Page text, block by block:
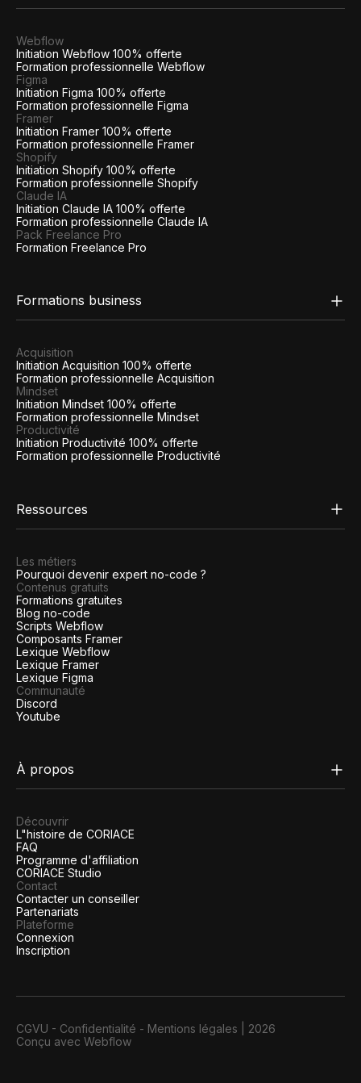
Webflow
Initiation Webflow 100% offerte
Formation professionnelle Webflow
Figma
Initiation Figma 100% offerte
Formation professionnelle Figma
Framer
Initiation Framer 100% offerte
Formation professionnelle Framer
Shopify
Initiation Shopify 100% offerte
Formation professionnelle Shopify
Claude IA
Initiation Claude IA 100% offerte
Formation professionnelle Claude IA
Pack Freelance Pro
Formation Freelance Pro
Formations business
Acquisition
Initiation Acquisition 100% offerte
Formation professionnelle Acquisition
Mindset
Initiation Mindset 100% offerte
Formation professionnelle Mindset
Productivité
Initiation Productivité 100% offerte
Formation professionnelle Productivité
Ressources
Les métiers
Pourquoi devenir expert no-code ?
Contenus gratuits
Formations gratuites
Blog no-code
Scripts Webflow
Composants Framer
Lexique Webflow
Lexique Framer
Lexique Figma
Communauté
Discord
Youtube
À propos
Découvrir
L"histoire de CORIACE
FAQ
Programme d'affiliation
CORIACE Studio
Contact
Contacter un conseiller
Partenariats
Plateforme
Connexion
Inscription
CGVU - Confidentialité - Mentions légales
2026
Conçu avec Webflow